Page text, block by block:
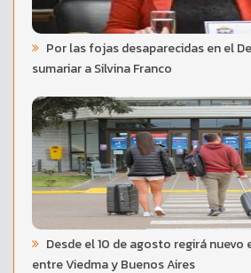
Por las fojas desaparecidas en el
sumariar a Silvina Franco
Desde el 10 de agosto regirá
entre Viedma y Buenos Aires